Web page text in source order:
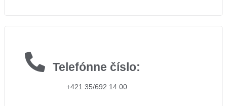
Telefónne číslo:
+421 35/692 14 00